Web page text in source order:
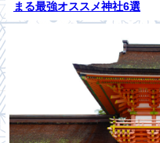
まる最強オススメ神社6選